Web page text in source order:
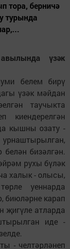
тора, берничә
турында
үзәк
белем бирү
үзәк мәйдан
таучыкта
киендерелгән
кышны озату -
бизәлгән.
рухы бүләк
халык - олысы,
уеннарда
биюләрне карап
җигүле атларда
иде -
- челтәрләнеп